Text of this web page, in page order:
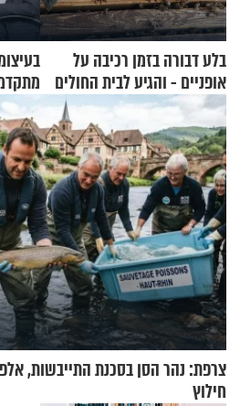
בלע דבורה בזמן רכיבה על
אופניים - והגיע לבית החולים
במצב מסכן חיים
צרפת: נהר הסן בסכנת התייבשות,
חילוץ